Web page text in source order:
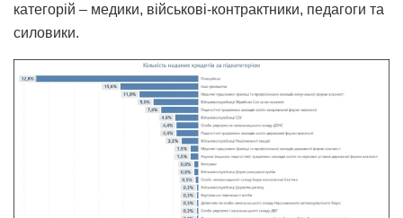
категорій – медики, військові-контрактники, педагоги та
силовики.